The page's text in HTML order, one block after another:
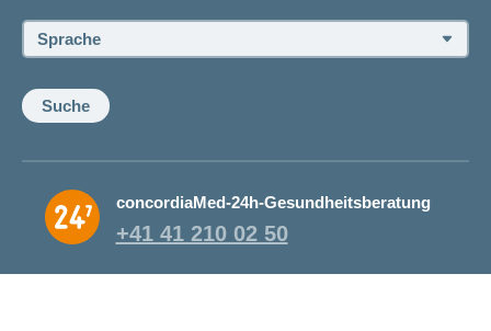
Sprache:
Suche
concordiaMed-24h-Gesundheitsberatung
+41 41 210 02 50